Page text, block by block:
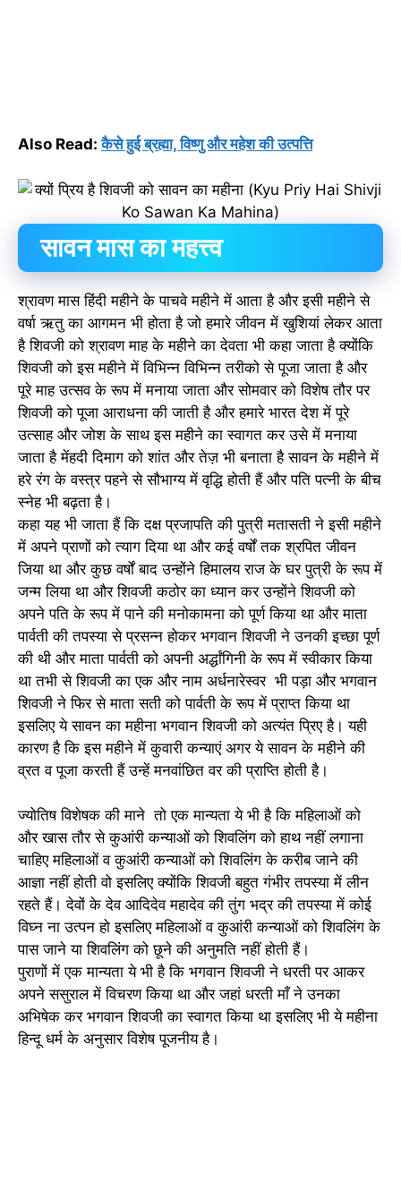
Also Read:कैसे हुई ब्रह्मा, विष्णु और महेश की उत्पत्ति
सावन मास का महत्त्व
श्रावण मास हिंदी महीने के पाचवे महीने में आता है और इसी महीने से
वर्षा ऋतु का आगमन भी होता है जो हमारे जीवन में खुशियां लेकर आता
है शिवजी को श्रावण माह के महीने का देवता भी कहा जाता है क्योंकि
शिवजी को इस महीने में विभिन्न विभिन्न तरीको से पूजा जाता है और
पूरे माह उत्सव के रूप में मनाया जाता और सोमवार को विशेष तौर पर
शिवजी को पूजा आराधना की जाती है और हमारे भारत देश में पूरे
उत्साह और जोश के साथ इस महीने का स्वागत कर उसे में मनाया
जाता है मेंहदी दिमाग को शांत और तेज़ भी बनाता है सावन के महीने में
हरे रंग के वस्त्र पहने से सौभाग्य में वृद्धि होती हैं और पति पत्नी के बीच
स्नेह भी बढ़ता है।
कहा यह भी जाता हैं कि दक्ष प्रजापति की पुत्री मतासती ने इसी महीने
में अपने प्राणों को त्याग दिया था और कई वर्षों तक श्रपित जीवन
जिया था और कुछ वर्षों बाद उन्होंने हिमालय राज के घर पुत्री के रूप में
जन्म लिया था और शिवजी कठोर का ध्यान कर उन्होंने शिवजी को
अपने पति के रूप में पाने की मनोकामना को पूर्ण किया था और माता
पार्वती की तपस्या से प्रसन्न होकर भगवान शिवजी ने उनकी इच्छा पूर्ण
की थी और माता पार्वती को अपनी अर्द्धांगिनी के रूप में स्वीकार किया
था तभी से शिवजी का एक और नाम अर्धनारेस्वर भी पड़ा और भगवान
शिवजी ने फिर से माता सती को पार्वती के रूप में प्राप्त किया था
इसलिए ये सावन का महीना भगवान शिवजी को अत्यंत प्रिए है। यही
कारण है कि इस महीने में कुवारी कन्याएं अगर ये सावन के महीने की
व्रत व पूजा करती हैं उन्हें मनवांछित वर की प्राप्ति होती है।
ज्योतिष विशेषक की माने तो एक मान्यता ये भी है कि महिलाओं को
और खास तौर से कुआंरी कन्याओं को शिवलिंग को हाथ नहीं लगाना
चाहिए महिलाओं व कुआंरी कन्याओं को शिवलिंग के करीब जाने की
आज्ञा नहीं होती वो इसलिए क्योंकि शिवजी बहुत गंभीर तपस्या में लीन
रहते हैं। देवों के देव आदिदेव महादेव की तुंग भद्र की तपस्या में कोई
विघ्न ना उत्पन हो इसलिए महिलाओं व कुआंरी कन्याओं को शिवलिंग के
पास जाने या शिवलिंग को छूने की अनुमति नहीं होती हैं।
पुराणों में एक मान्यता ये भी है कि भगवान शिवजी ने धरती पर आकर
अपने ससुराल में विचरण किया था और जहां धरती माँ ने उनका
अभिषेक कर भगवान शिवजी का स्वागत किया था इसलिए भी ये महीना
हिन्दू धर्म के अनुसार विशेष पूजनीय है।